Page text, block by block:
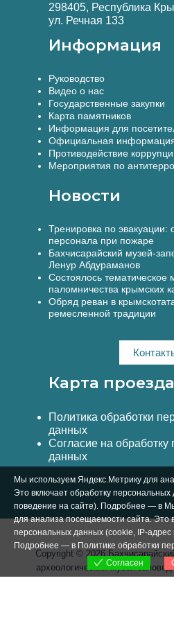
298405, Республика
ул. Речная 133
Информация
Руководство
Видео о нас
Государственные закупки
Карта памятников
Информация для
Официальная
Противодействие
Мероприятия по
Новости
Тренировка по эвакуации:
персонала при пожаре
Бахчисарайский музей-
Ленур Абдураманов
Состоялось тематическое
паломничества крымских
Обряд реван в
ремесленной традиции
Карта проезда
Политика обработки
данных
Согласие на обработку
данных
Copyright © 2026
археологический музей-
Мы используем Яндекс.Метрику для
Это включает обработку
поведение на сайте). Подробнее — в
для анализа посещаемости сайта. Это
персональных данных (cookie, IP-адрес
Подробнее — в Политике обработки
Согласен